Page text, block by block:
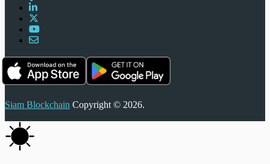
Siam Blockchain Copyright © 2026.